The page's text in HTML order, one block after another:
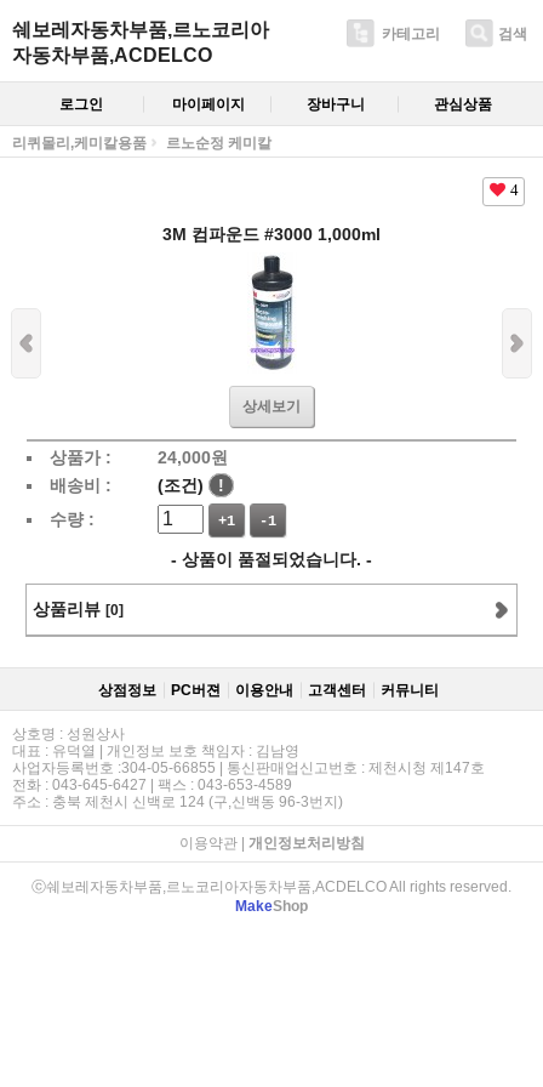
쉐보레자동차부품,르노코리아
자동차부품,ACDELCO
카테고리 검색
로그인 마이페이지 장바구니 관심상품
리퀴몰리,케미칼용품 르노순정 케미칼
4
3M 컴파운드 #3000 1,000ml
상세보기
상품가 : 24,000원
배송비 :
(조건)
!
수량 :
+1 -1
- 상품이 품절되었습니다. -
상품리뷰 [0]
상점정보 PC버젼 이용안내 고객센터 커뮤니티
상호명 : 성원상사
대표 : 유덕열 | 개인정보 보호 책임자 : 김남영
사업자등록번호 :304-05-66855 | 통신판매업신고번호 : 제천시청 제147호
전화 : 043-645-6427 | 팩스 : 043-653-4589
주소 : 충북 제천시 신백로 124 (구,신백동 96-3번지)
이용약관| 개인정보처리방침
ⓒ쉐보레자동차부품,르노코리아자동차부품,ACDELCO All rights reserved.
MakeShop